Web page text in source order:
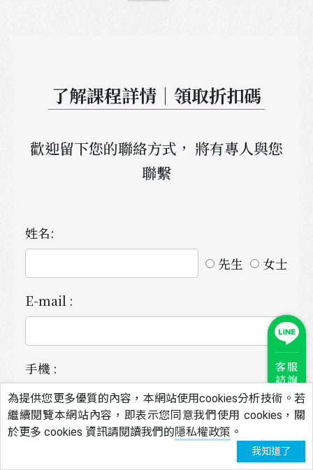
了解課程詳情｜領取折扣碼
歡迎留下您的聯絡方式， 將有專人與您
聯繫
姓名:
先生
女士
E-mail :
手機 :
Line ID :
客服
諮詢
為提供您更多優質的內容，本網站使用cookies分析技術。若
繼續閱覽本網站內容，即表示您同意我們使用 cookies，關
於更多 cookies 資訊請閱讀我們的隱私權政策 。
我知道了